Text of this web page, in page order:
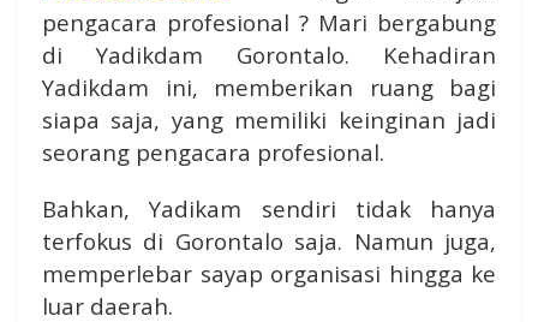
pengacara profesional ? Mari bergabung
di Yadikdam Gorontalo. Kehadiran
Yadikdam ini, memberikan ruang bagi
siapa saja, yang memiliki keinginan jadi
seorang pengacara profesional.
Bahkan, Yadikam sendiri tidak hanya
terfokus di Gorontalo saja. Namun juga,
memperlebar sayap organisasi hingga ke
luar daerah.